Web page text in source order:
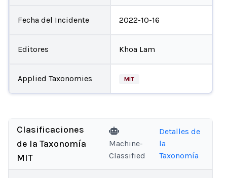
Fecha del Incidente 2022-10-16
Editores Khoa Lam
Applied Taxonomies MIT
Clasificaciones
de la Taxonomía
MIT
Machine-
Classified
Detalles de
la
Taxonomía